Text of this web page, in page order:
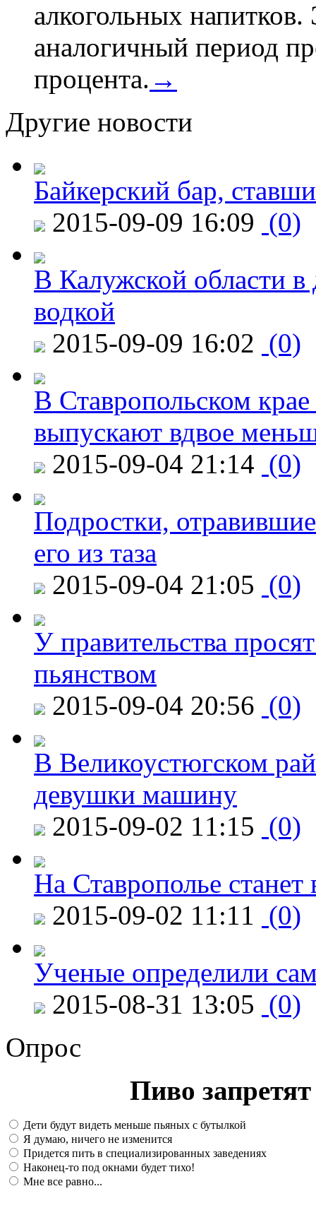
алкогольных
аналогичный период
процента. →
Другие новости
Байкерский бар,
2015-09-09 16:09 (0)
В Калужской области в
водкой
2015-09-09 16:02 (0)
В Ставропольском
выпускают вдвое
2015-09-04 21:14 (0)
Подростки,
его из таза
2015-09-04 21:05 (0)
У правительства
пьянством
2015-09-04 20:56 (0)
В Великоустюгском
девушки машину
2015-09-02 11:15 (0)
На Ставрополье
2015-09-02 11:11 (0)
Ученые определили
2015-08-31 13:05 (0)
Опрос
Пиво
Дети будут видеть меньше пьяных с бутылкой
Я думаю, ничего не изменится
Придется пить в специализированных заведениях
Наконец-то под окнами будет тихо!
Мне все равно...